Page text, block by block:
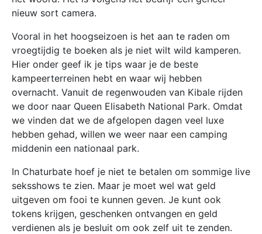
nieuw sort camera.
Vooral in het hoogseizoen is het aan te raden om
vroegtijdig te boeken als je niet wilt wild kamperen.
Hier onder geef ik je tips waar je de beste
kampeerterreinen hebt en waar wij hebben
overnacht. Vanuit de regenwouden van Kibale rijden
we door naar Queen Elisabeth National Park. Omdat
we vinden dat we de afgelopen dagen veel luxe
hebben gehad, willen we weer naar een camping
middenin een nationaal park.
In Chaturbate hoef je niet te betalen om sommige live
seksshows te zien. Maar je moet wel wat geld
uitgeven om fooi te kunnen geven. Je kunt ook
tokens krijgen, geschenken ontvangen en geld
verdienen als je besluit om ook zelf uit te zenden.